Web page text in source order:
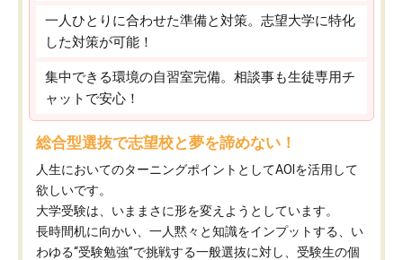
一人ひとりに合わせた準備と対策。志望大学に特化
した対策が可能！
集中できる環境の自習室完備。相談事も生徒専用チ
ャットで安心！
総合型選抜で志望校と夢を諦めない！
人生においてのターニングポイントとしてAOIを活用して
欲しいです。
大学受験は、いままさに形を変えようとしています。
長時間机に向かい、一人黙々と知識をインプットする、い
わゆる“受験勉強”で挑戦する一般選抜に対し、受験生の個